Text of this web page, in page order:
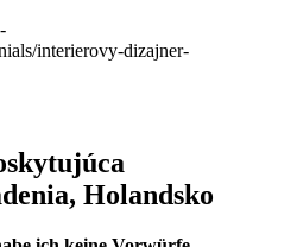
interierovy-dizajner-
Holandsko